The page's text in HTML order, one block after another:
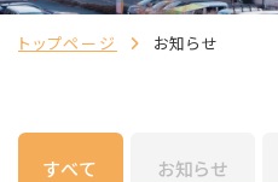
トップページ お知らせ
すべて お知らせ